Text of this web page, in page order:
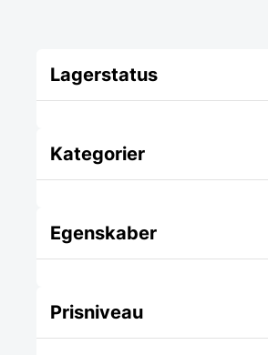
Lagerstatus
Kategorier
Egenskaber
Prisniveau